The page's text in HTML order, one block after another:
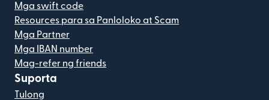
Mga swift code
Resources para sa Panloloko at Scam
Mga Partner
Mga IBAN number
Mag-refer ng friends
Suporta
Tulong